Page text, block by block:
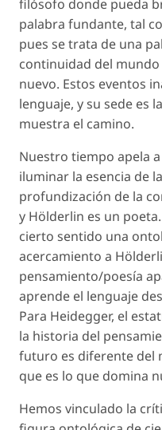
filósofo donde pueda
palabra fundante, tal
pues se trata de una
continuidad del
nuevo. Estos eventos
lenguaje, y su sede es
muestra el camino.
Nuestro tiempo apela
iluminar la esencia de
profundización de la
y Hölderlin es un
cierto sentido una
acercamiento a
pensamiento/poesía
aprende el lenguaje
Para Heidegger, el
la historia del
futuro es diferente del
que es lo que domina
Hemos vinculado la